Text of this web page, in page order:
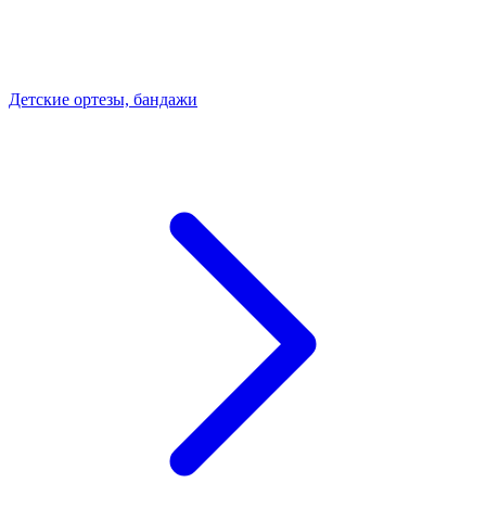
Детские ортезы, бандажи